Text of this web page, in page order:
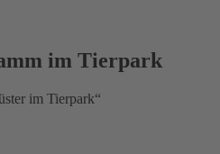
im Tierpark
im Tierpark“